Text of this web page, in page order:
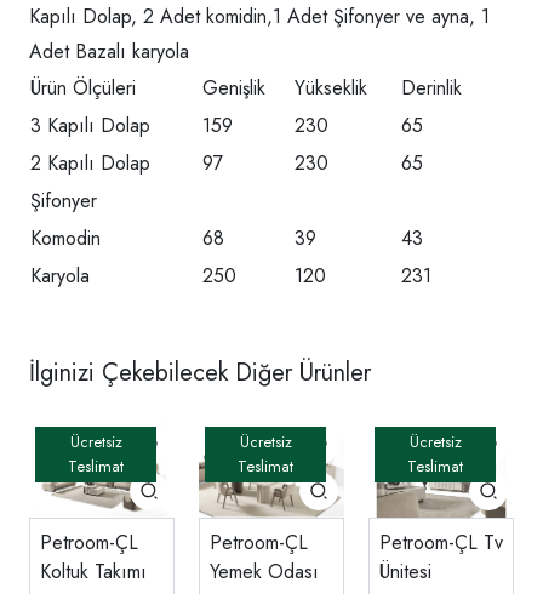
Kapılı Dolap, 2 Adet komidin,1 Adet Şifonyer ve ayna, 1
Adet Bazalı karyola
Ürün Ölçüleri
Genişlik Yükseklik
Derinlik
3 Kapılı Dolap
159 230
65
2 Kapılı Dolap
97 230
65
Şifonyer
Komodin
68 39
43
Karyola
250 120 231
İlginizi Çekebilecek Diğer Ürünler
Petroom-ÇL
Koltuk Takımı
Petroom-ÇL
Yemek Odası
Petroom-ÇL Tv
Ünitesi